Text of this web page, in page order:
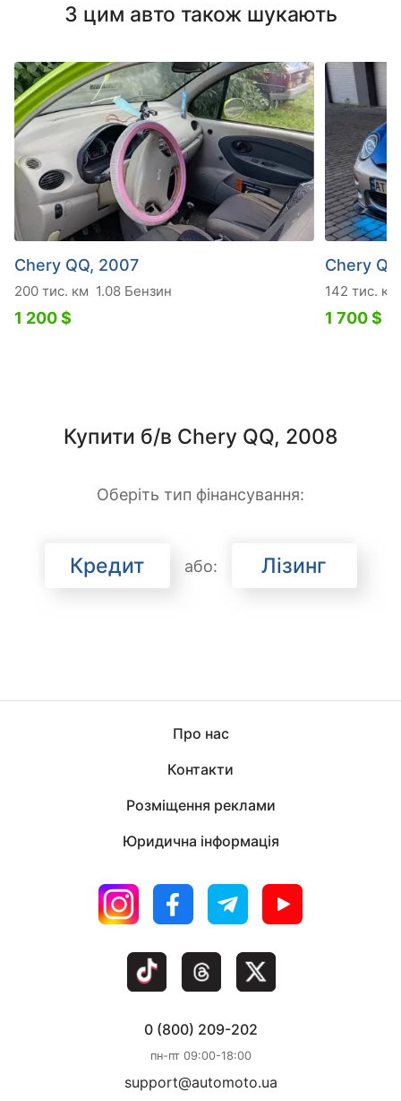
З цим авто також шукають
Chery QQ, 2007
200 тис. км 1.08 Бензин
1 200 $
Chery
142 тис. км
1 700 $
Купити б/в Chery QQ, 2008
Оберіть тип фінансування:
Кредит або: Лізинг
Про нас
Контакти
Розміщення реклами
Юридична інформація
0 (800) 209-202
пн-пт 09:00-18:00
support@automoto.ua